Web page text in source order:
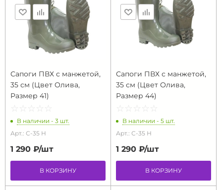
Сапоги ПВХ с манжетой,
35 см (Цвет Олива,
Размер 41)
☆ ☆ ☆ ☆ ☆
★ ★ ★ ★ ★
В наличии - 3 шт.
Арт.: С-35 Н
1 290 ₽/шт
В КОРЗИНУ
Сапоги ПВХ с манжетой,
35 см (Цвет Олива,
Размер 44)
☆ ☆ ☆ ☆ ☆
★ ★ ★ ★ ★
В наличии - 5 шт.
Арт.: С-35 Н
1 290 ₽/шт
В КОРЗИНУ